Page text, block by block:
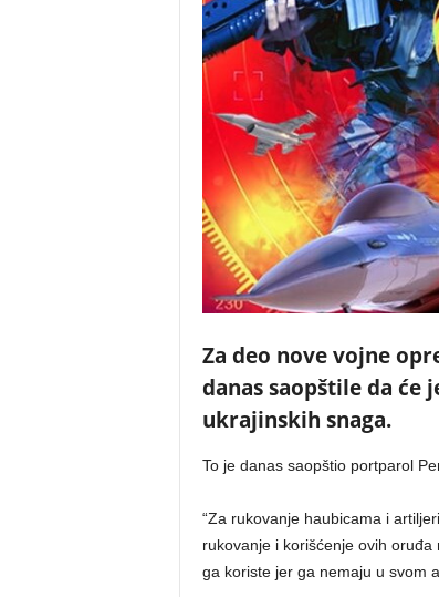
Za deo nove vojne
danas saopštile da
ukrajinskih snaga.
To je danas saopštio portparol
“Za rukovanje haubicama i
rukovanje i korišćenje ovih
ga koriste jer ga nemaju u svom